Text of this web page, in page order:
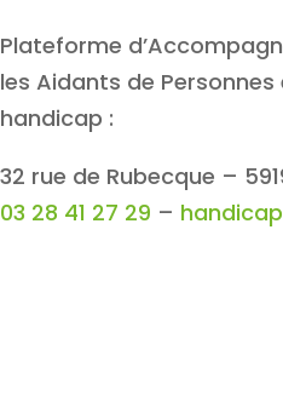
Plateforme
les Aidants de
handicap :
32 rue de Rubecque –
03 28 41 27 29 –